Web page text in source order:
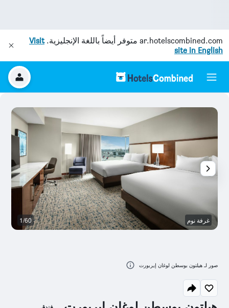
ar.hotelscombined.com متوفر أيضاً باللغة الإنجليزية.Visit
site in English
غرفة نوم 1/60
صور لـ هيلتون بوسطن لوغان إيربورت